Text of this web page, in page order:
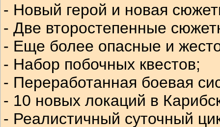
- Новый герой и новая
- Две второстепенные
- Еще более опасные и
- Набор побочных квестов;
- Переработанная боевая
- 10 новых локаций в
- Реалистичный суточный